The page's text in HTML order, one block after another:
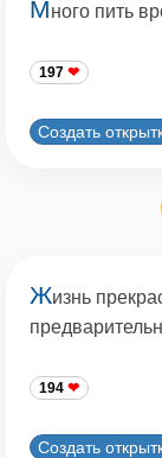
Много пить
197
Создать
Жизнь
194
Создать